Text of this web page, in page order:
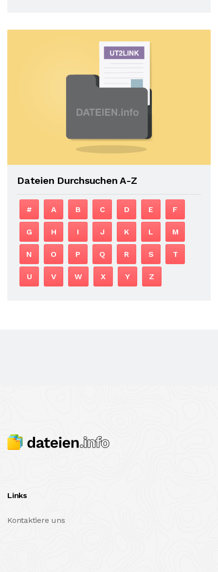
Dateien Durchsuchen A-Z
# A B C D E F
G H I J K L M
N O P Q R S T
U V W X Y Z
Links
Kontaktiere uns